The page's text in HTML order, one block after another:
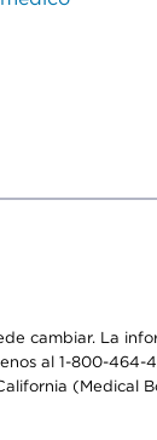
cambiar. La
al 1-800-464-
(Medical